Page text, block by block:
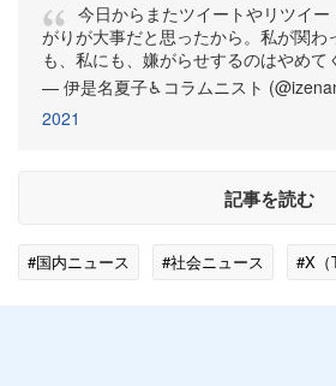
今日からまたツイートやリツイ
がりが大事だと思ったから。私が関わ
も、私にも、嫌がらせするのはやめて
— 伊是名夏子♿︎コラムニスト
2021
記事を読む
#国内ニュース #社会ニュース #X（